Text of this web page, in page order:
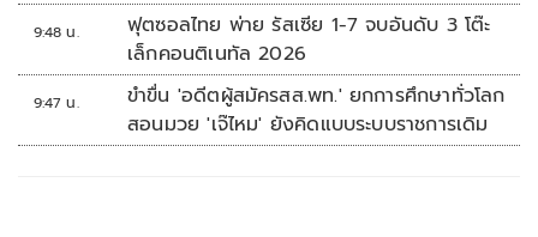
9:48 น.
ฟุตซอลไทย พ่าย รัสเซีย 1-7 จบอันดับ 3 โต๊ะ
เล็กคอนติเนทัล 2026
9:47 น.
ขำขื่น 'อดีตผู้สมัครสส.พท.' ยกการศึกษาทั่วโลก
สอนมวย 'เจ๊ไหม' ยังคิดแบบระบบราชการเดิม